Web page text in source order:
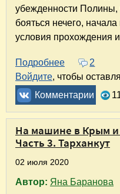
убежденности Полины,
бояться нечего,
условия прохождения
Подробнее о На2
Войдите, чтобы
Комментарии
На машине в Крым
Часть 3. Тарханкут
02 июля 2020
Автор: Яна Баранова